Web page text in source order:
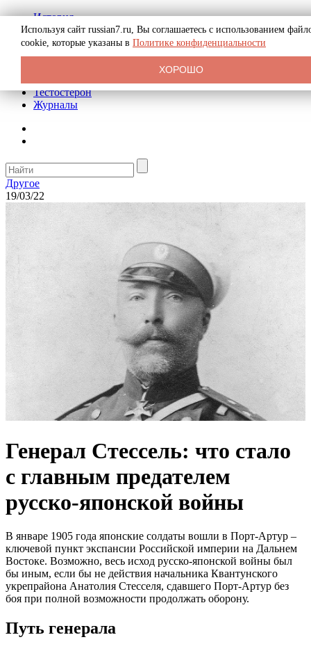
История
Биография
Криминал
Реклама на сайте
Тестостерон
Журналы
Другое
19/03/22
Генерал Стессель: что стало
с главным предателем
русско-японской войны
В январе 1905 года японские солдаты вошли в Порт-Артур –
ключевой пункт экспансии Российской империи на Дальнем
Востоке. Возможно, весь исход русско-японской войны был
бы иным, если бы не действия начальника Квантунского
укрепрайона Анатолия Стесселя, сдавшего Порт-Артур без
боя при полной возможности продолжать оборону.
Путь генерала
Используя сайт russian7.ru, Вы соглашаетесь с использованием
cookie, которые указаны в Политике конфиденциальности
ХОРОШО